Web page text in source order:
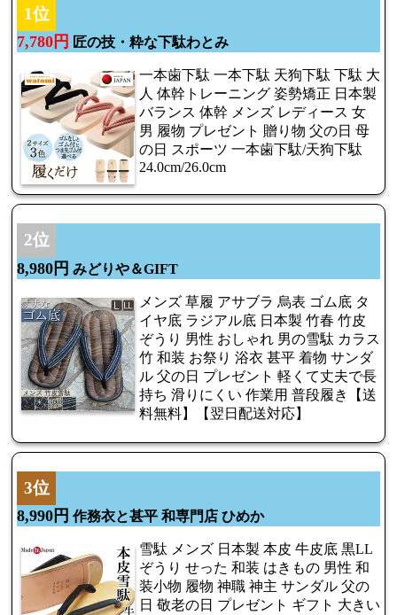
1位
7,780円 匠の技・粋な下駄わとみ
一本歯下駄 一本下駄 天狗下駄 下駄 大
人 体幹トレーニング 姿勢矯正 日本製
バランス 体幹 メンズ レディース 女
男 履物 プレゼント 贈り物 父の日 母
の日 スポーツ 一本歯下駄/天狗下駄
24.0cm/26.0cm
2位
8,980円 みどりや＆GIFT
メンズ 草履 アサブラ 烏表 ゴム底 タ
イヤ底 ラジアル底 日本製 竹春 竹皮
ぞうり 男性 おしゃれ 男の雪駄 カラス
竹 和装 お祭り 浴衣 甚平 着物 サンダ
ル 父の日 プレゼント 軽くて丈夫で長
持ち 滑りにくい 作業用 普段履き【送
料無料】【翌日配送対応】
3位
8,990円 作務衣と甚平 和専門店 ひめか
雪駄 メンズ 日本製 本皮 牛皮底 黒LL
ぞうり せった 和装 はきもの 男性 和
装小物 履物 神職 神主 サンダル 父の
日 敬老の日 プレゼント ギフト 大きい